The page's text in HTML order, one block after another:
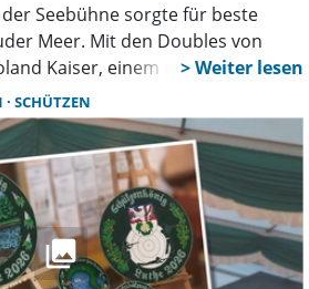
Seebühne sorgte für beste
Meer. Mit den Doubles von
Kaiser, einem mitreißenden
beeindruckenden
die Besucher einen
SCHÜTZEN